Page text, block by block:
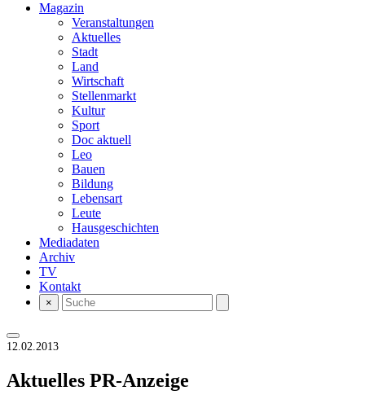
Magazin
Veranstaltungen
Aktuelles
Stadt
Land
Wirtschaft
Stellenmarkt
Kultur
Sport
Doc aktuell
Leo
Bauen
Bildung
Lebensart
Leute
Hausgeschichten
Mediadaten
Archiv
TV
Kontakt
×
12.02.2013
Aktuelles PR-Anzeige